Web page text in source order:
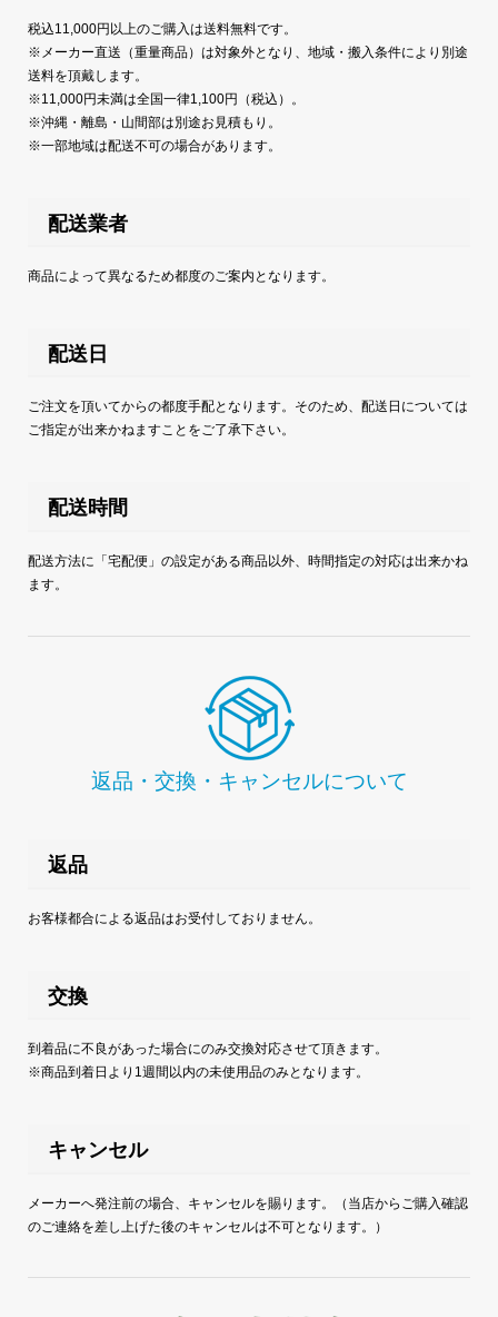
税込11,000円以上のご購入は送料無料です。
※メーカー直送（重量商品）は対象外となり、地域・搬入条件により別途
送料を頂戴します。
※11,000円未満は全国一律1,100円（税込）。
※沖縄・離島・山間部は別途お見積もり。
※一部地域は配送不可の場合があります。
配送業者
商品によって異なるため都度のご案内となります。
配送日
ご注文を頂いてからの都度手配となります。そのため、配送日については
ご指定が出来かねますことをご了承下さい。
配送時間
配送方法に「宅配便」の設定がある商品以外、時間指定の対応は出来かね
ます。
返品・交換・キャンセルについて
返品
お客様都合による返品はお受付しておりません。
交換
到着品に不良があった場合にのみ交換対応させて頂きます。
※商品到着日より1週間以内の未使用品のみとなります。
キャンセル
メーカーへ発注前の場合、キャンセルを賜ります。（当店からご購入確認
のご連絡を差し上げた後のキャンセルは不可となります。）